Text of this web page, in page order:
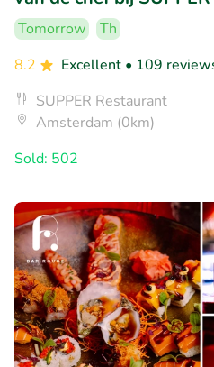
Tomorrow
Th
8.2
Excellent • 109
SUPPER Restaurant
Amsterdam (0km)
Sold: 502